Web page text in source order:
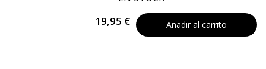
19,95 € Añadir al carrito